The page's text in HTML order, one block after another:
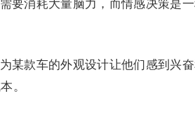
要消耗大量脑力，而情感决策是一
某款车的外观设计让他们感到兴
。